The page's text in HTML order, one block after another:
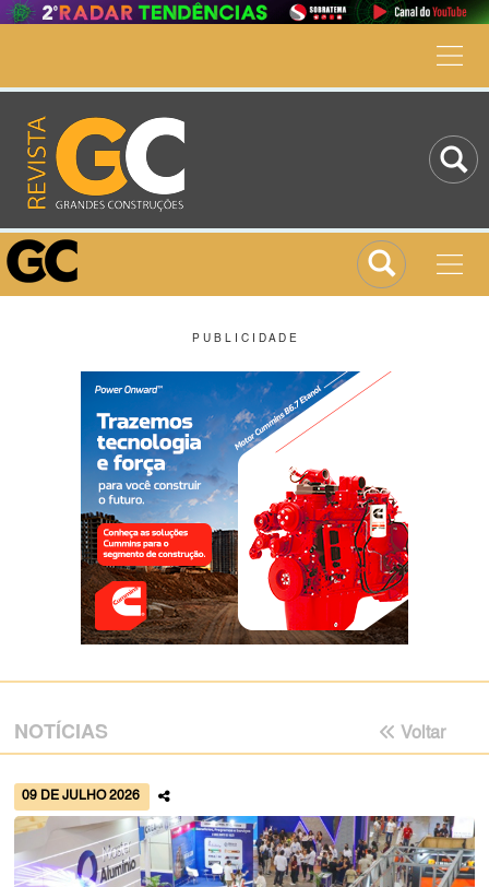
P U B L I C I D A D E
NOTÍCIAS Voltar
09 DE JULHO 2026